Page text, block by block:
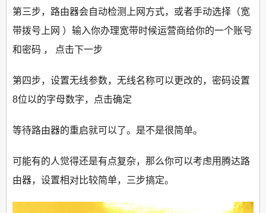
第三步，路由器会自动检测上网方式，或者手动选择（宽
带拨号上网 ）输入你办理宽带时候运营商给你的一个账号
和密码 ， 点击下一步
第四步，设置无线参数，无线名称可以更改的，密码设置
8位以的字母数字，点击确定
等待路由器的重启就可以了。是不是很简单。
可能有的人觉得还是有点复杂，那么你可以考虑用腾达路
由器，设置相对比较简单，三步搞定。